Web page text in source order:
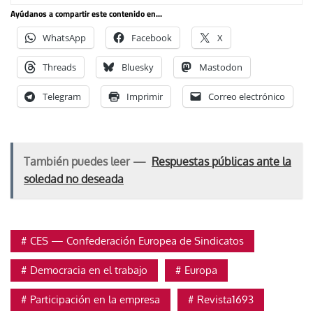
Ayúdanos a compartir este contenido en...
WhatsApp Facebook X
Threads Bluesky Mastodon
Telegram Imprimir Correo electrónico
También puedes leer — Respuestas públicas ante la
soledad no deseada
CES — Confederación Europea de Sindicatos
Democracia en el trabajo Europa
Participación en la empresa Revista1693